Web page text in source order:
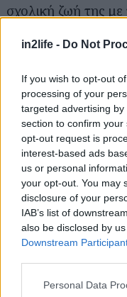
in2life - Do Not
If you wish to opt-out
processing of your
targeted advertising
section to confirm
opt-out request is
interest-based ads
us or personal
your opt-out. You may
disclosure of your
IAB’s list of
also be disclosed by
Downstream
Please note that this
Personal Data
σχολική ζωή της
πανδημία.
τον κόσμο.